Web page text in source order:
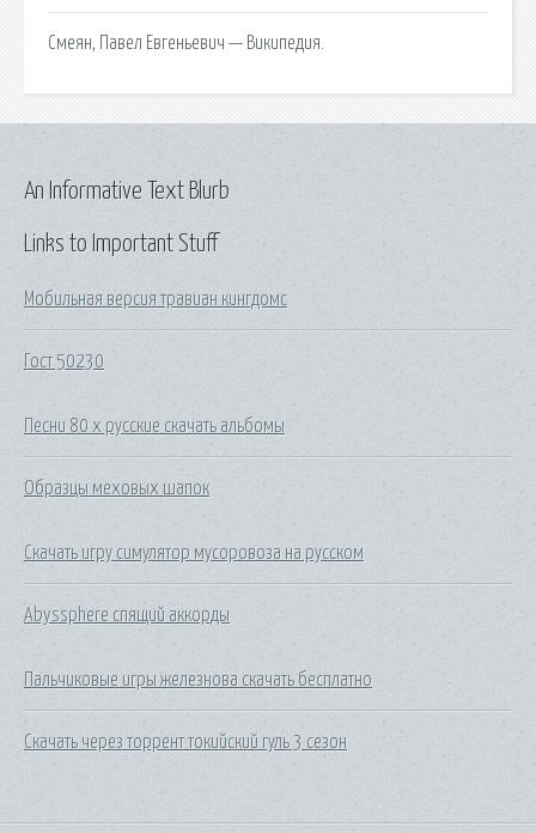
Смеян, Павел Евгеньевич — Википедия.
Links to Important Stuff
Мобильная версия травиан кингдомс
Гост 50230
Песни 80 х русские скачать альбомы
Образцы меховых шапок
Скачать игру симулятор мусоровоза на русском
Abyssphere спящий аккорды
Пальчиковые игры железнова скачать бесплатно
Скачать через торрент токийский гуль 3 сезон
An Informative Text Blurb